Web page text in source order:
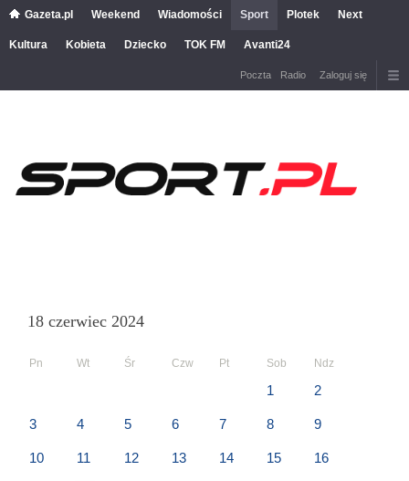
Gazeta.pl Weekend Wiadomości Sport Plotek Next
Kultura Kobieta Dziecko TOK FM Avanti24
Poczta Radio Zaloguj się
18 czerwiec 2024
Pn Wt Śr Czw Pt Sob Ndz
1 2
3 4 5 6 7 8 9
10 11 12 13 14 15 16